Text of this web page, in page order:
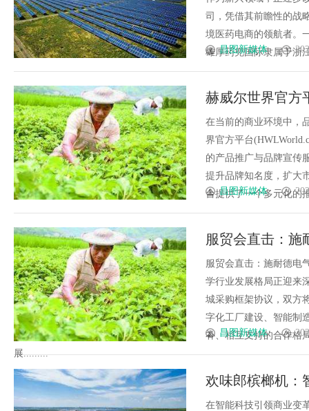
司，凭借其前瞻性的战
境医药电商的领航者。
雄厚药兜国际隶属于浙
昌图新媒体
赫威尔世界官方
牌宣传
在当前的商业环境中，
界官方平台
的产品推广与品牌宣传
提升品牌知名度，扩大
台提供了一个多元化的
昌图新媒体
服贸会直击：施
服贸会直击：施耐德电
学行业发展格局正迎来
城采购框架协议，双方
字化工厂建设、智能制
补、相互支持的合作格
展.........
昌图新媒体
欢味郎槟榔机：
在智能科技引领商业变